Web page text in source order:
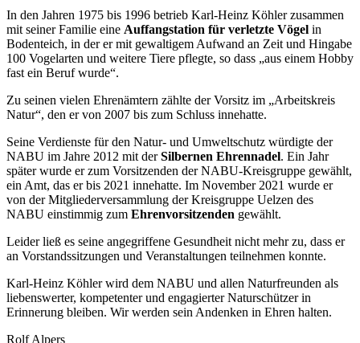
In den Jahren 1975 bis 1996 betrieb Karl-Heinz Köhler zusammen
mit seiner Familie eine Auffangstation für verletzte Vögel in
Bodenteich, in der er mit gewaltigem Aufwand an Zeit und Hingabe
100 Vogelarten und weitere Tiere pflegte, so dass „aus einem Hobby
fast ein Beruf wurde“.
Zu seinen vielen Ehrenämtern zählte der Vorsitz im „Arbeitskreis
Natur“, den er von 2007 bis zum Schluss innehatte.
Seine Verdienste für den Natur- und Umweltschutz würdigte der
NABU im Jahre 2012 mit derSilbernen Ehrennadel. Ein Jahr
später wurde er zum Vorsitzenden der NABU-Kreisgruppe gewählt,
ein Amt, das er bis 2021 innehatte. Im November 2021 wurde er
von der Mitgliederversammlung der Kreisgruppe Uelzen des
NABU einstimmig zum Ehrenvorsitzenden gewählt.
Leider ließ es seine angegriffene Gesundheit nicht mehr zu, dass er
an Vorstandssitzungen und Veranstaltungen teilnehmen konnte.
Karl-Heinz Köhler wird dem NABU und allen Naturfreunden als
liebenswerter, kompetenter und engagierter Naturschützer in
Erinnerung bleiben. Wir werden sein Andenken in Ehren halten.
Rolf Alpers